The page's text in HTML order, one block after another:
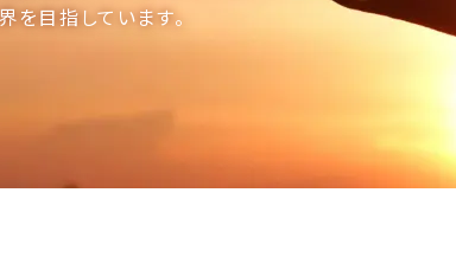
を目指しています。